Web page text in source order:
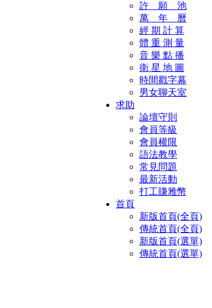
許 願 池
萬 年 曆
經 期 計 算
體 重 測 量
音 樂 點 播
衛 星 地 圖
時間戳字幕
男女聊天室
求助
論壇守則
會員等級
會員權限
語法教學
常見問題
最新活動
打工賺雅幣
首頁
新版首頁(全頁)
傳統首頁(全頁)
新版首頁(選單)
傳統首頁(選單)